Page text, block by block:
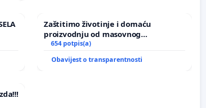
Zaštitimo životinje i domaću
proizvodnju od masovnog
uništavanja zbog afričke svinjske
654 potpis(a)
Obavijest o transparentnosti